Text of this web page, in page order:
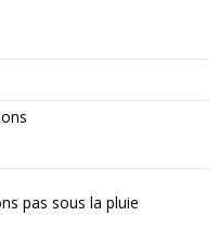
pas sous la pluie